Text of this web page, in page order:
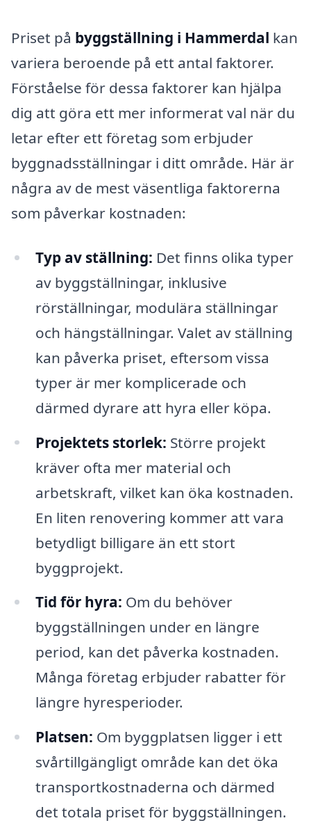
Priset på byggställning i Hammerdal kan
variera beroende på ett antal faktorer.
Förståelse för dessa faktorer kan hjälpa
dig att göra ett mer informerat val när du
letar efter ett företag som erbjuder
byggnadsställningar i ditt område. Här är
några av de mest väsentliga faktorerna
som påverkar kostnaden:
Typ av ställning: Det finns olika typer
av byggställningar, inklusive
rörställningar, modulära ställningar
och hängställningar. Valet av ställning
kan påverka priset, eftersom vissa
typer är mer komplicerade och
därmed dyrare att hyra eller köpa.
Projektets storlek: Större projekt
kräver ofta mer material och
arbetskraft, vilket kan öka kostnaden.
En liten renovering kommer att vara
betydligt billigare än ett stort
byggprojekt.
Tid för hyra: Om du behöver
byggställningen under en längre
period, kan det påverka kostnaden.
Många företag erbjuder rabatter för
längre hyresperioder.
Platsen: Om byggplatsen ligger i ett
svårtillgängligt område kan det öka
transportkostnaderna och därmed
det totala priset för byggställningen.